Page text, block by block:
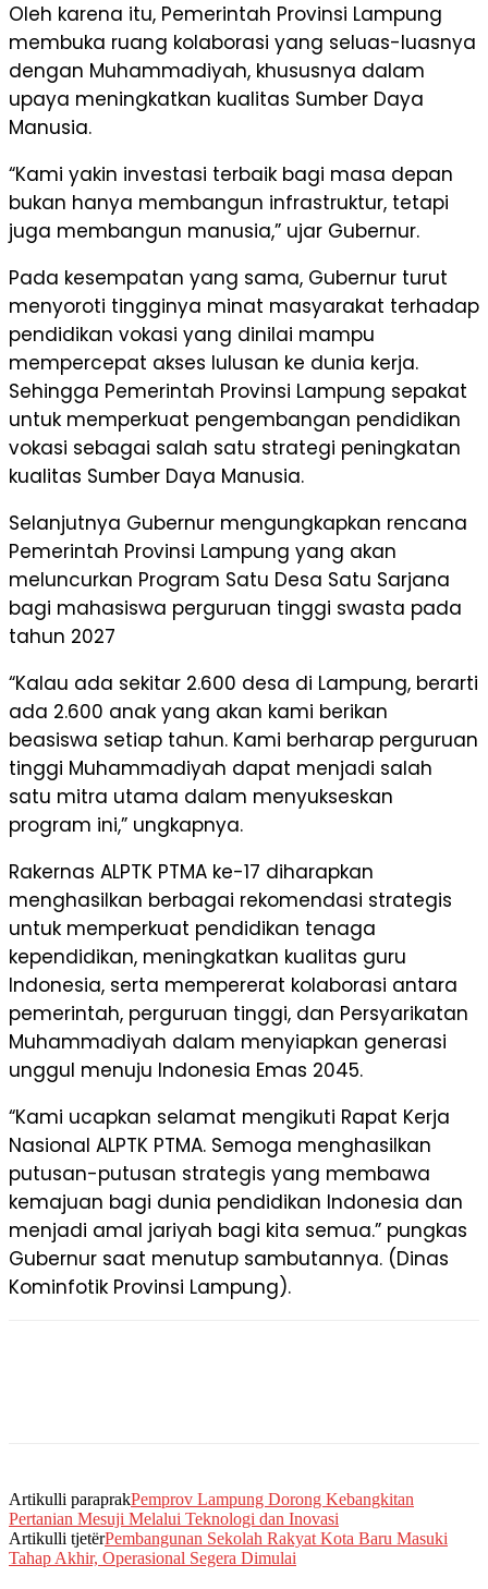
Oleh karena itu, Pemerintah Provinsi Lampung
membuka ruang kolaborasi yang seluas-luasnya
dengan Muhammadiyah, khususnya dalam
upaya meningkatkan kualitas Sumber Daya
Manusia.
“Kami yakin investasi terbaik bagi masa depan
bukan hanya membangun infrastruktur, tetapi
juga membangun manusia,” ujar Gubernur.
Pada kesempatan yang sama, Gubernur turut
menyoroti tingginya minat masyarakat terhadap
pendidikan vokasi yang dinilai mampu
mempercepat akses lulusan ke dunia kerja.
Sehingga Pemerintah Provinsi Lampung sepakat
untuk memperkuat pengembangan pendidikan
vokasi sebagai salah satu strategi peningkatan
kualitas Sumber Daya Manusia.
Selanjutnya Gubernur mengungkapkan rencana
Pemerintah Provinsi Lampung yang akan
meluncurkan Program Satu Desa Satu Sarjana
bagi mahasiswa perguruan tinggi swasta pada
tahun 2027
“Kalau ada sekitar 2.600 desa di Lampung, berarti
ada 2.600 anak yang akan kami berikan
beasiswa setiap tahun. Kami berharap perguruan
tinggi Muhammadiyah dapat menjadi salah
satu mitra utama dalam menyukseskan
program ini,” ungkapnya.
Rakernas ALPTK PTMA ke-17 diharapkan
menghasilkan berbagai rekomendasi strategis
untuk memperkuat pendidikan tenaga
kependidikan, meningkatkan kualitas guru
Indonesia, serta mempererat kolaborasi antara
pemerintah, perguruan tinggi, dan Persyarikatan
Muhammadiyah dalam menyiapkan generasi
unggul menuju Indonesia Emas 2045.
“Kami ucapkan selamat mengikuti Rapat Kerja
Nasional ALPTK PTMA. Semoga menghasilkan
putusan-putusan strategis yang membawa
kemajuan bagi dunia pendidikan Indonesia dan
menjadi amal jariyah bagi kita semua.” pungkas
Gubernur saat menutup sambutannya. (Dinas
Kominfotik Provinsi Lampung).
Artikulli paraprakPemprov Lampung Dorong Kebangkitan
Pertanian Mesuji Melalui Teknologi dan Inovasi
Artikulli tjetërPembangunan Sekolah Rakyat Kota Baru Masuki
Tahap Akhir, Operasional Segera Dimulai